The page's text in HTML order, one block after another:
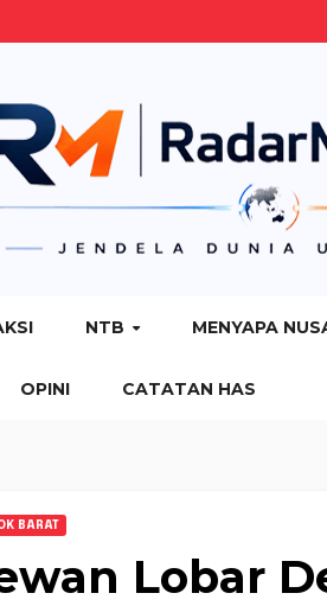
NTB MENYAPA
OPINI CATATAN HAS
BARAT
Lobar